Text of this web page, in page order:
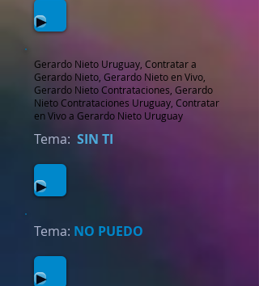
Gerardo Nieto Uruguay, Contratar a
Gerardo Nieto, Gerardo Nieto en Vivo,
Gerardo Nieto Contrataciones, Gerardo
Nieto Contrataciones Uruguay, Contratar
en Vivo a Gerardo Nieto Uruguay
Tema: SIN TI
Tema: NO PUEDO